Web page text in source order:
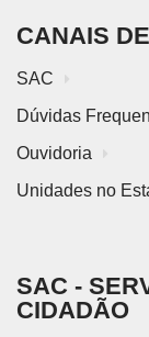
CANAIS
SAC
Dúvidas
Ouvidoria
Unidades no
SAC -
CIDADÃO